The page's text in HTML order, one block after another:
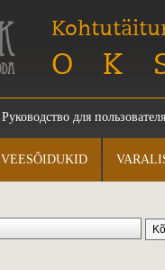
Руководство для пользователя
VEESÕIDUKID